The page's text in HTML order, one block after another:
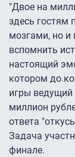
"Двое на
здесь гостям
мозгами, но и
вспомнить
настоящий
котором до
игры ведущий
миллион
ответа
Задача
финале.